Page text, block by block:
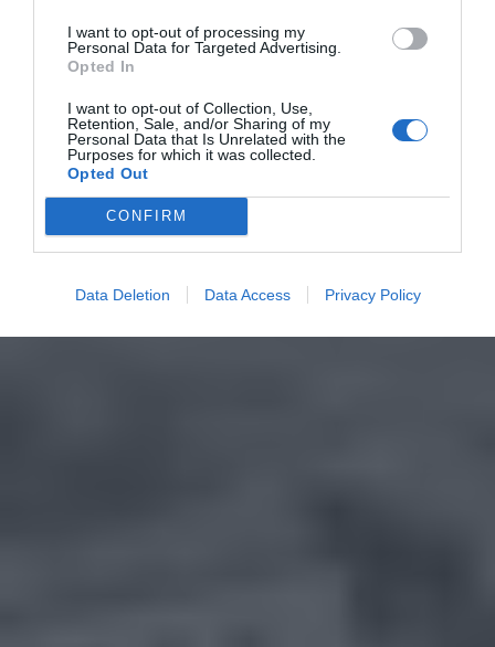
I want to opt-out of processing my
Personal Data for Targeted Advertising.
Opted In
I want to opt-out of Collection, Use,
Retention, Sale, and/or Sharing of my
Personal Data that Is Unrelated with the
Purposes for which it was collected.
Opted Out
CONFIRM
Data Deletion Data Access Privacy Policy